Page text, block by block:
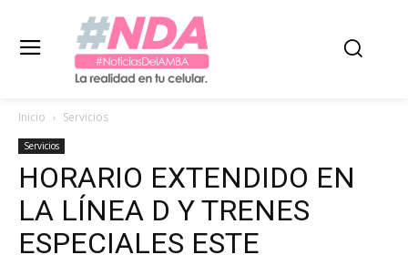
Inicio Servicios
Servicios
HORARIO EXTENDIDO EN
LA LÍNEA D Y TRENES
ESPECIALES ESTE